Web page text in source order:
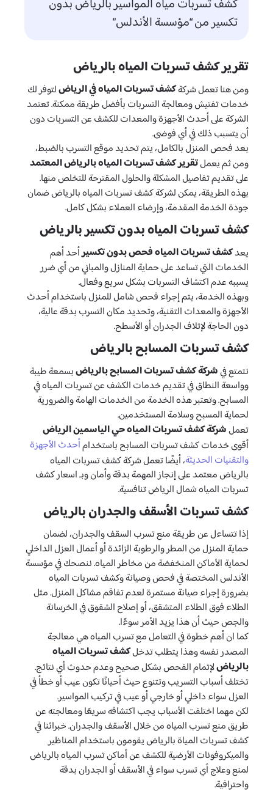
كشف تسربات مياه المواسير بالرياض بدون
تكسير من “مؤسسة الأندلس”
تقرير كشف تسربات المياه بالرياض
ومن هنا تعمل شركةكشف تسربات المياه في الرياضلتوفر لك
خدمات تفتيش ومعالجة التسربات بأفضل طريقة ممكنة. تعتمد
الشركة على أحدث الأجهزة والمعدات للكشف عن التسربات دون
أن يتسبب ذلك في أي فوضى.
بعد فحص المنزل بالكامل، يتم تحديد موقع التسرب بالضبط،
ومن ثم يعملتقرير كشف تسربات المياه بالرياض المعتمد
على تقديم تفاصيل المشكلة والحلول المقترحة للتخلص منها.
بهذه الطريقة، يمكن لشركة كشف تسربات المياه بالرياض ضمان
جودة الخدمة المقدمة، وإرضاء العملاء بشكل كامل.
كشف تسربات المياه بدون تكسير بالرياض
يعدكشف تسربات المياه فحص بدون تكسيرأحد أهم
الخدمات التي تساعد على حماية المنازل والمباني من أي ضرر
يسببه عدم اكتشاف التسربات بشكل سريع وفعال.
وبهذه الخدمة، يتم إجراء فحص شامل للمنزل باستخدام أحدث
الأجهزة والمعدات التقنية، وتحديد مكان التسرب بدقة عالية،
دون الحاجة لإتلاف الجدران أو الأسطح.
كشف تسربات المسابح بالرياض
نتمتع فيشركة كشف تسربات المسابح بالرياضبسمعة طيبة
وواسعة النطاق في تقديم خدمات الكشف عن تسربات المياه في
المسابح. وتعتبر هذه الخدمة من الخدمات الهامة والضرورية
لحماية المسبح وسلامة المستخدمين.
تعملشركة كشف تسربات المياه حي الياسمين الرياض
أقوى خدمات كشف تسربات المسابح باستخدامأحدث الأجهزة
والتقنيات الحديثة، أيضًا تعمل شركة كشف تسربات المياه
بالرياض معتمد على إنجاز المهمة بدقة وأمان وبـ اسعار كشف
تسربات المياه شمال الرياض تنافسية.
كشف تسربات الأسقف والجدران بالرياض
إذا تتساءل عن طريقة منع تسرب السقف والجدران، لضمان
حماية المنزل من المطر والرطوبة الزائدة أو أعمال العزل الداخلي
لحماية الأماكن المنخفضة من مخاطر المياه. ننصحك في مؤسسة
الأندلس المختصة في فحص وصيانة وكشف تسربات المياه
بضرورة إجراء صيانة مستمرة لعدم تفاقم مشاكل المنزل. مثل
الطلاء فوق الطلاء المتشقق، أو إصلاح الشقوق في الخرسانة
والجص حيث أن هذا يزيد الأمر سوءًا.
كما ان أهم خطوة في التعامل مع تسرب المياه هي معالجة
المصدر نفسه وهذا يتطلب تدخلكشف تسربات المياه
بالرياضلإتمام الفحص بشكل صحيح وعدم حدوث أي نتائج.
تختلف أسباب التسريب وتتنوع حيث أحيانًا تكون عيب أو خطأ في
العزل سواء داخلي أو خارجي أو عيب في تركيب المواسير.
لكن مهما اختلفت الأسباب يجب اكتشافه سريعًا ومعالجته عن
طريق منع تسرب المياه من خلال الأسقف والجدران. خبرائنا في
كشف تسربات المياة بالرياض يقومون باستخدام المناظير
والميكروفونات الأرضية للكشف عن أماكن تسرب المياه بالرياض
لمنع وعلاج أي تسرب سواء في الأسقف أو الجدران بدقة
واحترافية.